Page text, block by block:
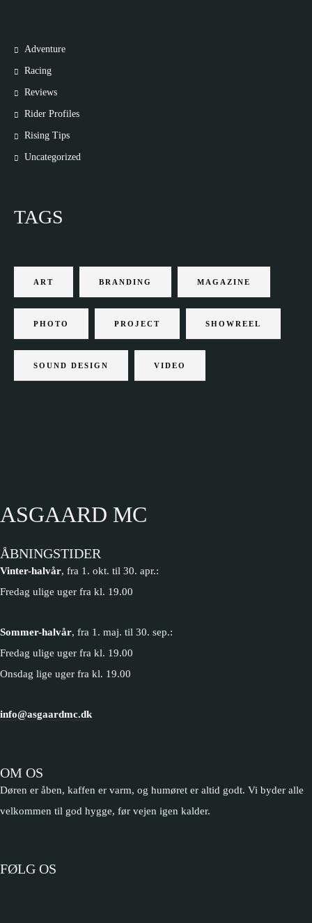
Adventure
Racing
Reviews
Rider Profiles
Rising Tips
Uncategorized
TAGS
ART BRANDING MAGAZINE
PHOTO PROJECT SHOWREEL
SOUND DESIGN VIDEO
ASGAARD MC
ÅBNINGSTIDER
Vinter-halvår, fra 1. okt. til 30. apr.:
Fredag ulige uger fra kl. 19.00
Sommer-halvår, fra 1. maj. til 30. sep.:
Fredag ulige uger fra kl. 19.00
Onsdag lige uger fra kl. 19.00
info@asgaardmc.dk
OM OS
Døren er åben, kaffen er varm, og humøret er altid godt. Vi byder alle
velkommen til god hygge, før vejen igen kalder.
FØLG OS